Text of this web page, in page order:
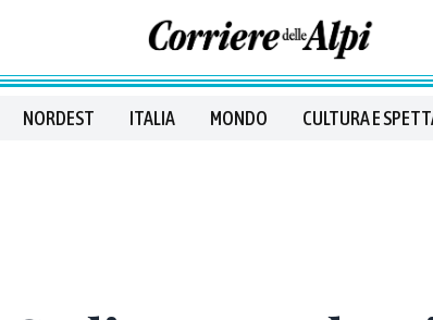
NORDEST ITALIA MONDO CULTURA E